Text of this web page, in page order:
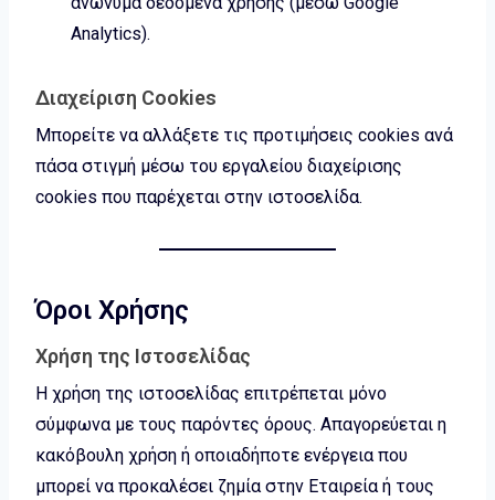
Analytics).
Διαχείριση Cookies
Μπορείτε να αλλάξετε τις προτιμήσεις cookies ανά
πάσα στιγμή μέσω του εργαλείου διαχείρισης
cookies που παρέχεται στην ιστοσελίδα.
Όροι Χρήσης
Χρήση της Ιστοσελίδας
Η χρήση της ιστοσελίδας επιτρέπεται μόνο
σύμφωνα με τους παρόντες όρους. Απαγορεύεται η
κακόβουλη χρήση ή οποιαδήποτε ενέργεια που
μπορεί να προκαλέσει ζημία στην Εταιρεία ή τους